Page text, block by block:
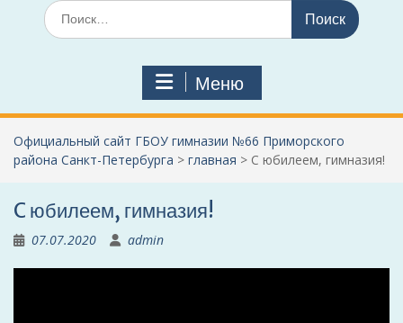
Поиск
по:
Меню
Официальный сайт ГБОУ гимназии №66 Приморского
района Санкт-Петербурга > главная > C юбилеем, гимназия!
C юбилеем, гимназия!
07.07.2020 admin